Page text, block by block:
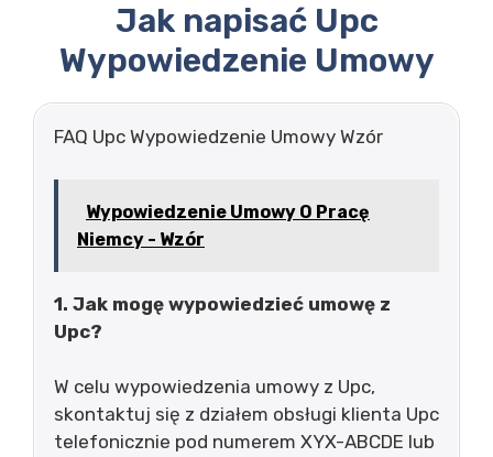
Jak napisać Upc
Wypowiedzenie Umowy
FAQ Upc Wypowiedzenie Umowy Wzór
Wypowiedzenie Umowy O Pracę
Niemcy - Wzór
1. Jak mogę wypowiedzieć umowę z
Upc?
W celu wypowiedzenia umowy z Upc,
skontaktuj się z działem obsługi klienta Upc
telefonicznie pod numerem XYX-ABCDE lub